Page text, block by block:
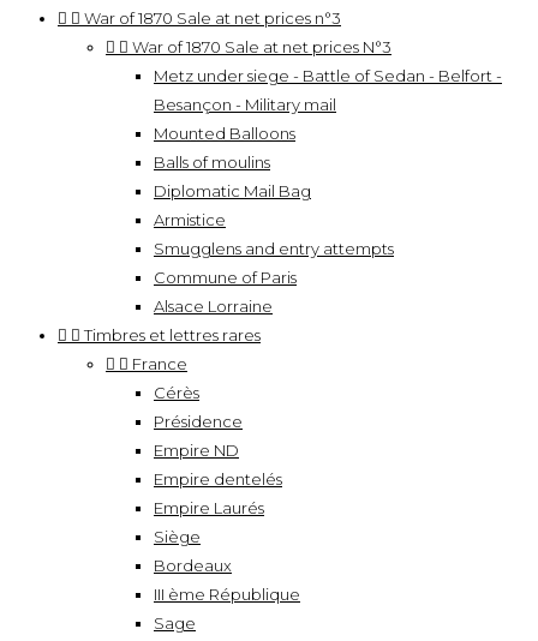
  War of 1870 Sale at net prices n°3
  War of 1870 Sale at net prices N°3
Metz under siege - Battle of Sedan - Belfort -
Besançon - Military mail
Mounted Balloons
Balls of moulins
Diplomatic Mail Bag
Armistice
Smugglens and entry attempts
Commune of Paris
Alsace Lorraine
  Timbres et lettres rares
  France
Cérès
Présidence
Empire ND
Empire dentelés
Empire Laurés
Siège
Bordeaux
III ème République
Sage